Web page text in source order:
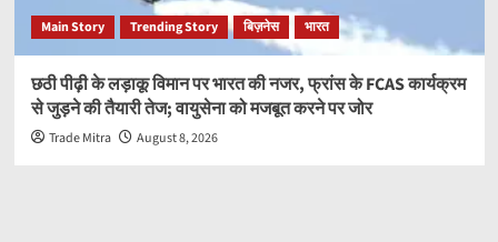
Main Story Trending Story बिज़नेस भारत
छठी पीढ़ी के लड़ाकू विमान पर भारत की नजर, फ्रांस के FCAS कार्यक्रम
से जुड़ने की तैयारी तेज; वायुसेना को मजबूत करने पर जोर
Trade Mitra August 8, 2026